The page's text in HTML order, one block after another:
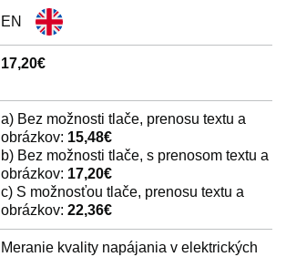
EN
17,20€
a) Bez možnosti tlače, prenosu textu a
obrázkov: 15,48€
b) Bez možnosti tlače, s prenosom textu a
obrázkov: 17,20€
c) S možnosťou tlače, prenosu textu a
obrázkov: 22,36€
Meranie kvality napájania v elektrických